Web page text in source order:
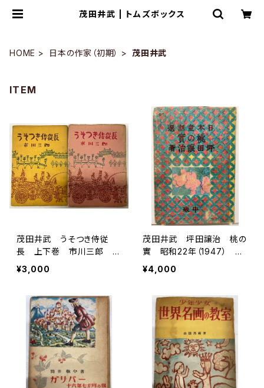
茂田井武 | トムズボックス
HOME 日本の作家（初期） 茂田井武
ITEM
茂田井武 うそつき侍従
長 上下巻 市川三郎 昭
和29年 桃園書房刊
¥3,000
茂田井武 坪田譲治 桃の
實 昭和22年（1947） 東
西社
¥4,000